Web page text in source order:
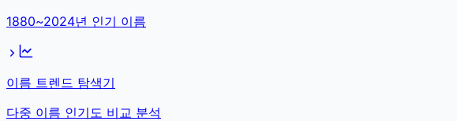
1880~2024년 인기 이름
이름 트렌드 탐색기
다중 이름 인기도 비교 분석